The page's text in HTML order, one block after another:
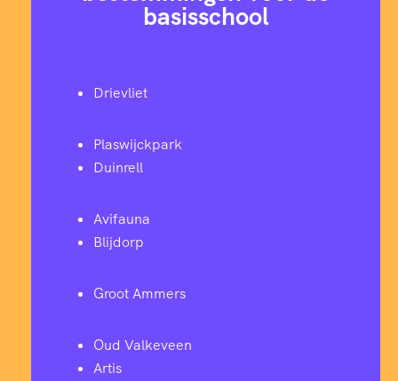
basisschool
Drievliet
Plaswijckpark
Duinrell
Avifauna
Blijdorp
Groot Ammers
Oud Valkeveen
Artis